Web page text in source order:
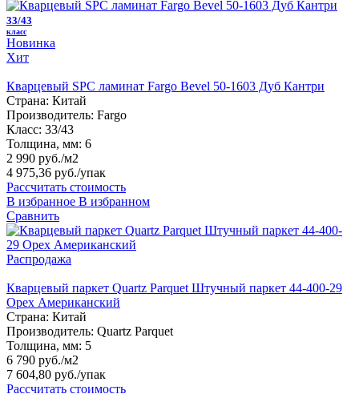
33/43
класс
Новинка
Хит
Кварцевый SPC ламинат Fargo Bevel 50-1603 Дуб Кантри
Страна: Китай
Производитель: Fargo
Класс: 33/43
Толщина, мм: 6
2 990 руб./м2
4 975,36 руб./упак
Рассчитать стоимость
В избранное В избранном
Сравнить
Распродажа
Кварцевый паркет Quartz Parquet Штучный паркет 44-400-29
Орех Американский
Страна: Китай
Производитель: Quartz Parquet
Толщина, мм: 5
6 790 руб./м2
7 604,80 руб./упак
Рассчитать стоимость